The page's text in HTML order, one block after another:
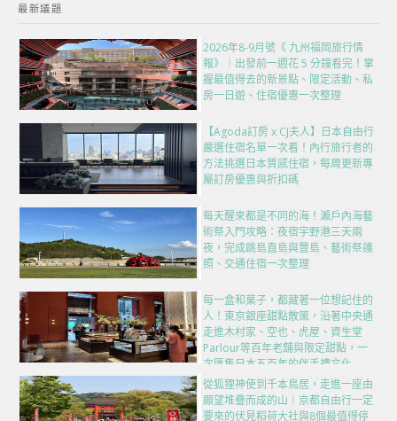
最新議題
2026年8-9月號《 九州福岡旅行情
報》｜出發前一週花 5 分鐘看完！掌
握最值得去的新景點、限定活動、私
房一日遊、住宿優惠一次整理
【Agoda訂房 x CJ夫人】日本自由行
嚴選住宿名單一次看！內行旅行者的
方法挑選日本質感住宿，每周更新專
屬訂房優惠與折扣碼
每天醒來都是不同的海！瀨戶內海藝
術祭入門攻略：夜宿宇野港三天兩
夜，完成跳島直島與豐島、藝術祭護
照、交通住宿一次整理
每一盒和菓子，都藏著一位想記住的
人！東京銀座甜點散策，沿著中央通
走進木村家、空也、虎屋、資生堂
Parlour等百年老舖與限定甜點，一
次匯集日本五百年的伴手禮文化
從狐狸神使到千本鳥居，走進一座由
願望堆疊而成的山｜京都自由行一定
要來的伏見稻荷大社與8個最值得停